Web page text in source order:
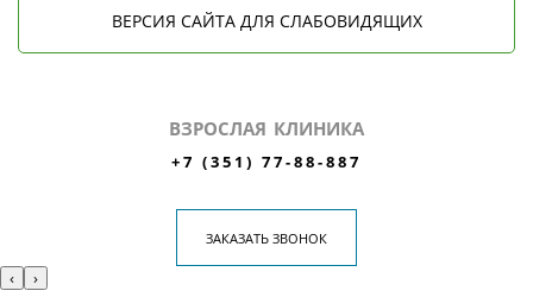
ВЕРСИЯ САЙТА ДЛЯ СЛАБОВИДЯЩИХ
ВЗРОСЛАЯ КЛИНИКА
+7 (351) 77-88-887
ЗАКАЗАТЬ ЗВОНОК
‹ ›